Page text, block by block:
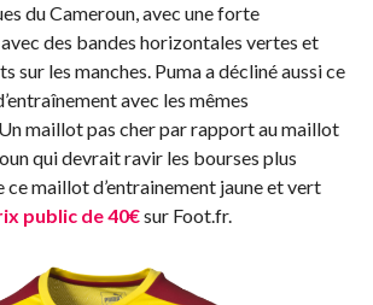
du Cameroun, avec une forte
des bandes horizontales vertes et
sur les manches. Puma a décliné aussi ce
avec les mêmes
maillot pas cher par rapport au maillot
qui devrait ravir les bourses plus
ce maillot d’entrainement jaune et vert
public de 40€sur Foot.fr.